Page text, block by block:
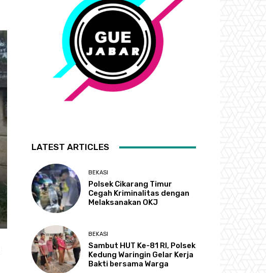
LATEST ARTICLES
BEKASI
Polsek Cikarang Timur
Cegah Kriminalitas dengan
Melaksanakan OKJ
BEKASI
Sambut HUT Ke-81 RI, Polsek
Kedung Waringin Gelar Kerja
Bakti bersama Warga